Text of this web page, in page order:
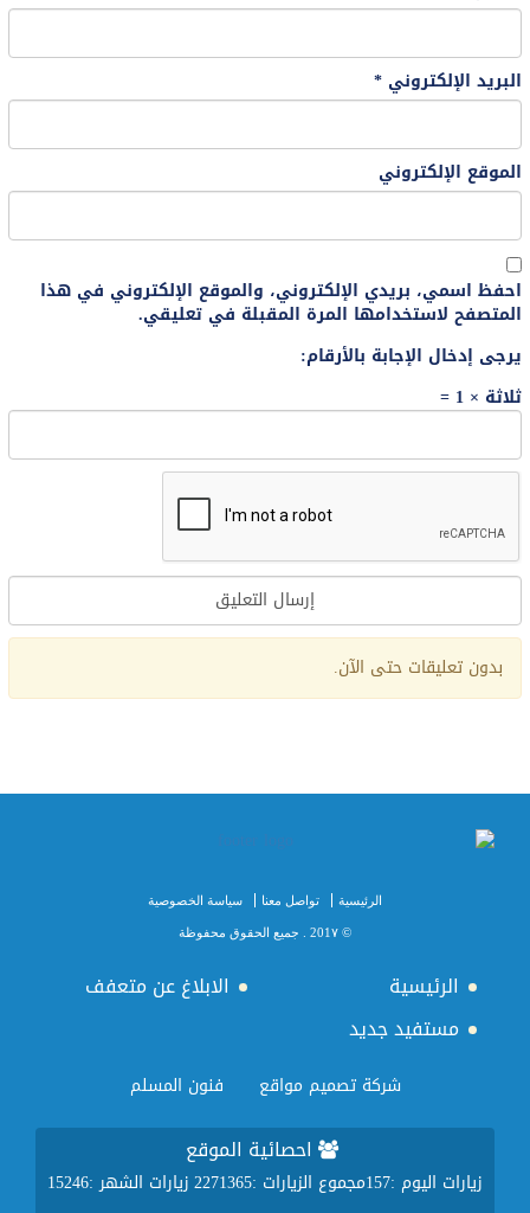
البريد الإلكتروني *
الموقع الإلكتروني
احفظ اسمي، بريدي الإلكتروني، والموقع الإلكتروني في هذا
المتصفح لاستخدامها المرة المقبلة في تعليقي.
يرجى إدخال الإجابة بالأرقام:
ثلاثة × 1 =
بدون تعليقات حتى الآن.
الرئيسية تواصل معنا سياسة الخصوصية
© 201٧ . جميع الحقوق محفوظة
الرئيسية
الابلاغ عن متعفف
مستفيد جديد
شركة تصميم مواقع فنون المسلم
احصائية الموقع
زيارات اليوم :157 زيارات الشهر :15246 مجموع الزيارات :2271365